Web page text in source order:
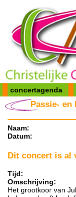
concertagenda
Passie- en
Naam:
Datum:
Dit concert is al
Tijd:
Omschrijving:
Het grootkoor van